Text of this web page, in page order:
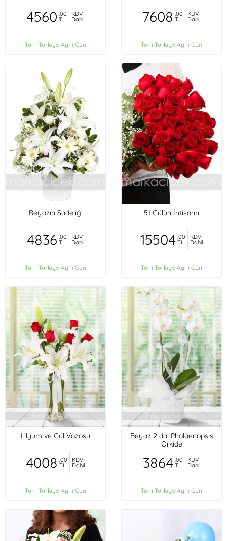
4560 ,00
TL
KDV
Dahil
Tüm Türkiye Aynı Gün
7608 ,00
TL
KDV
Dahil
Tüm Türkiye Aynı Gün
Beyazın Sadeliği
4836 ,00
TL
KDV
Dahil
Tüm Türkiye Aynı Gün
51 Gülün İhtişamı
15504 ,00
TL
KDV
Dahil
Tüm Türkiye Aynı Gün
Lilyum ve Gül Vazosu
4008 ,00
TL
KDV
Dahil
Tüm Türkiye Aynı Gün
Beyaz 2 dal Phalaenopsis
Orkide
3864 ,00
TL
KDV
Dahil
Tüm Türkiye Aynı Gün